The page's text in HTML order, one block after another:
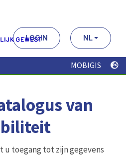
LOGIN NL
MOBIGIS
van
toegang tot zijn gegevens